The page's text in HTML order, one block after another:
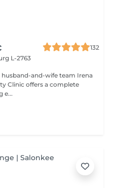
132
L-2763
Clinic offers a complete
e...